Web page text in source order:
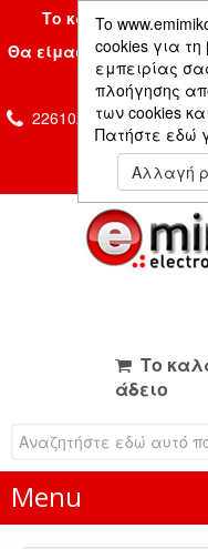
To
cookies για
εμπειρίας
πλοήγησης
των cookies
Πατήστε εδώ
Αλλαγή
Το κατάστημα μας
Θα είμαστε και πάλι
Σας
2261026435 &
Το
άδειο
Menu